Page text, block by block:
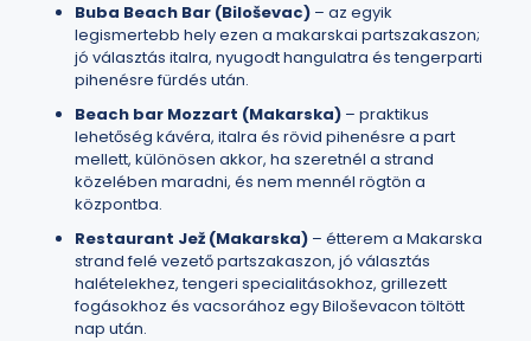
Buba Beach Bar (Biloševac) – az egyik
legismertebb hely ezen a makarskai partszakaszon;
jó választás italra, nyugodt hangulatra és tengerparti
pihenésre fürdés után.
Beach bar Mozzart (Makarska) – praktikus
lehetőség kávéra, italra és rövid pihenésre a part
mellett, különösen akkor, ha szeretnél a strand
közelében maradni, és nem mennél rögtön a
központba.
Restaurant Jež (Makarska) – étterem a Makarska
strand felé vezető partszakaszon, jó választás
halételekhez, tengeri specialitásokhoz, grillezett
fogásokhoz és vacsorához egy Biloševacon töltött
nap után.